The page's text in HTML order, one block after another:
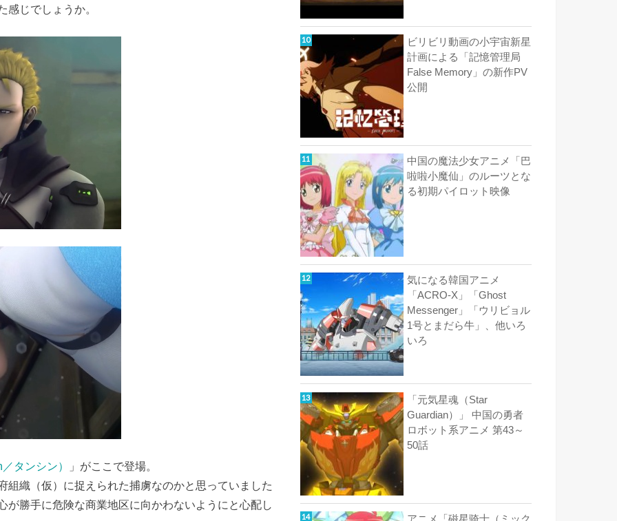
じでしょうか。
タンシン）
」がここで登場。
組織（仮）に捉えられた捕虜なのかと思っていました
が勝手に危険な商業地区に向かわないようにと心配し
ビリビリ動画の小宇宙新星
計画による「記憶管理局
False Memory」の新作PV
公開
中国の魔法少女アニメ「巴
啦啦小魔仙」のルーツとな
る初期パイロット映像
気になる韓国アニメ
「ACRO-X」「Ghost
Messenger」「ウリビョル
1号とまだら牛」、他いろ
いろ
「元気星魂（Star
Guardian）」 中国の勇者
ロボット系アニメ 第43～
50話
アニメ「磁星骑士（ミック